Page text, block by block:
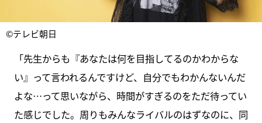
©テレビ朝日
「先生からも『あなたは何を目指してるのかわからな
い』って言われるんですけど、自分でもわかんないんだ
よな…って思いながら、時間がすぎるのをただ待ってい
た感じでした。周りもみんなライバルのはずなのに、同